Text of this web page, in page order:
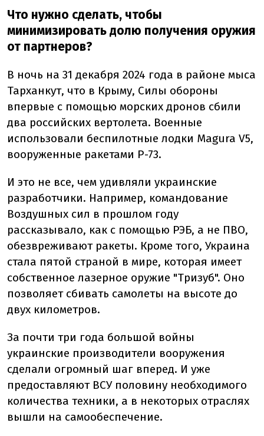
Что нужно сделать, чтобы
минимизировать долю получения оружия
от партнеров?
В ночь на 31 декабря 2024 года в районе мыса
Тарханкут, что в Крыму, Силы обороны
впервые с помощью морских дронов сбили
два российских вертолета. Военные
использовали беспилотные лодки Magura V5,
вооруженные ракетами Р-73.
И это не все, чем удивляли украинские
разработчики. Например, командование
Воздушных сил в прошлом году
рассказывало, как с помощью РЭБ, а не ПВО,
обезвреживают ракеты. Кроме того, Украина
стала пятой страной в мире, которая имеет
собственное лазерное оружие "Тризуб". Оно
позволяет сбивать самолеты на высоте до
двух километров.
За почти три года большой войны
украинские производители вооружения
сделали огромный шаг вперед. И уже
предоставляют ВСУ половину необходимого
количества техники, а в некоторых отраслях
вышли на самообеспечение.